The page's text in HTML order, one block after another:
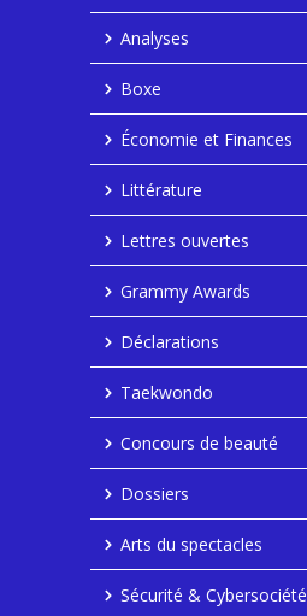
Analyses
Boxe
Économie et Finances
Littérature
Lettres ouvertes
Grammy Awards
Déclarations
Taekwondo
Concours de beauté
Dossiers
Arts du spectacles
Sécurité & Cybersociété